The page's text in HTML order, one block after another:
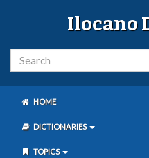
Ilocano
HOME
DICTIONARIES
TOPICS